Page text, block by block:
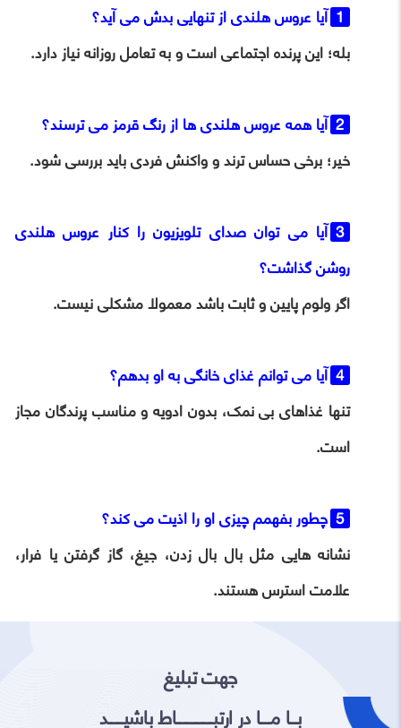
آیا عروس هلندی از تنهایی بدش می آید؟
بله؛ این پرنده اجتماعی است و به تعامل روزانه نیاز دارد.
آیا همه عروس هلندی ها از رنگ قرمز می ترسند؟
خیر؛ برخی حساس ترند و واکنش فردی باید بررسی شود.
آیا می توان صدای تلویزیون را کنار عروس هلندی
روشن گذاشت؟
اگر ولوم پایین و ثابت باشد معمولا مشکلی نیست.
آیا می توانم غذای خانگی به او بدهم؟
تنها غذاهای بی نمک، بدون ادویه و مناسب پرندگان مجاز
است.
چطور بفهمم چیزی او را اذیت می کند؟
نشانه هایی مثل بال بال زدن، جیغ، گاز گرفتن یا فرار،
علامت استرس هستند.
جهت تبلیغ
بـــا مــــا در ارتبـــــــــــــــاط باشیــــــد